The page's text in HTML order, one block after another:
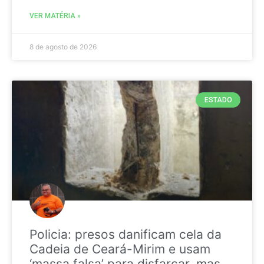
VER MATÉRIA »
8 de agosto de 2026
ESTADO
Policia: presos danificam cela da
Cadeia de Ceará-Mirim e usam